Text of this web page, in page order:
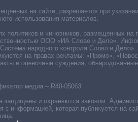
медиа – R40-05063
защищены и охраняются законом.
с информацией, которая публикуется на
на сайте, разрешается при
использования материалов.
политиков и чиновников, размещенных
ООО «ИА Слово и Дело».
народного контроля Слово и Дело».
на правах рекламы: «Промо»,
и оценочные суждения,